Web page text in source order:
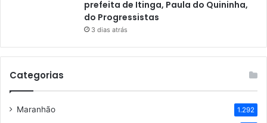
prefeita de Itinga, Paula do Quininha,
do Progressistas
3 dias atrás
Categorias
Maranhão 1.292